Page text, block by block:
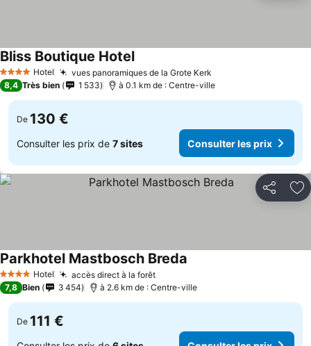
4 Étoiles Hotel vues panoramiques de la Grote Kerk
Bliss Boutique Hotel
8,4 Très bien 1 533 à 0.1 km de : Centre-ville
De 130 €
Consulter les prix de 7 sites Consulter les prix
Partager
4 Étoiles Hotel accès direct à la forêt
Parkhotel Mastbosch Breda
7,8 Bien 3 454 à 2.6 km de : Centre-ville
De 111 €